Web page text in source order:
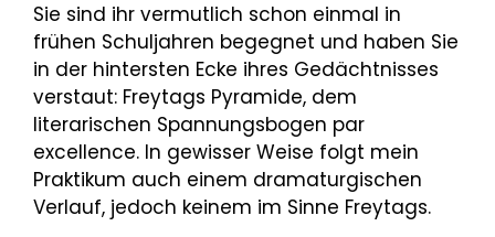
Sie sind ihr vermutlich schon einmal in
frühen Schuljahren begegnet und haben Sie
in der hintersten Ecke ihres Gedächtnisses
verstaut: Freytags Pyramide, dem
literarischen Spannungsbogen par
excellence. In gewisser Weise folgt mein
Praktikum auch einem dramaturgischen
Verlauf, jedoch keinem im Sinne Freytags.